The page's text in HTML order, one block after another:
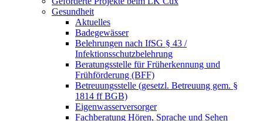
Gesundheit
Aktuelles
Badegewässer
Belehrungen nach IfSG § 43 /
Infektionsschutzbelehrung
Beratungsstelle für Früherkennung und
Frühförderung (BFF)
Betreuungsstelle (gesetzl. Betreuung gem. §
1814 ff BGB)
Eigenwasserversorger
Fachberatung Hören, Sprache und Sehen